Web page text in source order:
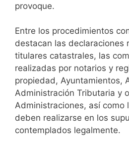
provoque.
Entre los procedimientos
destacan las declaraciones
titulares catastrales, las
realizadas por notarios y
propiedad, Ayuntamientos,
Administración Tributaria y
Administraciones, así como
deben realizarse en los
contemplados legalmente.